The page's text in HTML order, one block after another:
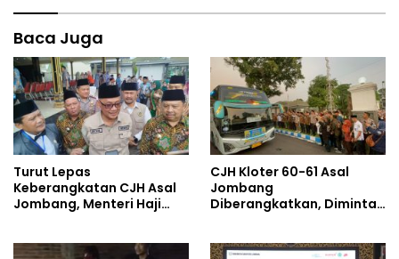
Baca Juga
Turut Lepas
Keberangkatan CJH Asal
Jombang, Menteri Haji
CJH Kloter 60-61 Asal
Jombang
Diberangkatkan, Diminta